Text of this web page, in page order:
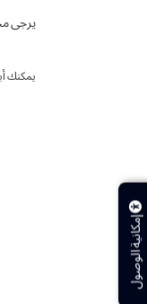
إمكانية الوصول
يرجى
يمكنك